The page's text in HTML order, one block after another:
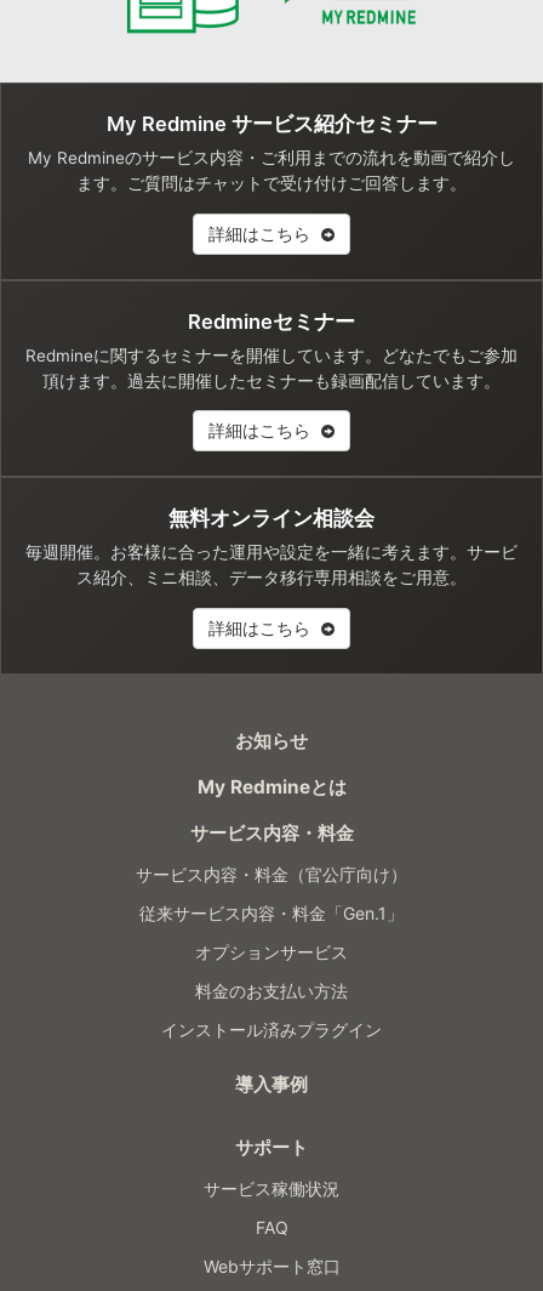
My Redmine サービス紹介セミナー
My Redmineのサービス内容・ご利用までの流れを動画で紹介し
ます。ご質問はチャットで受け付けご回答します。
詳細はこちら
Redmineセミナー
Redmineに関するセミナーを開催しています。どなたでもご参加
頂けます。過去に開催したセミナーも録画配信しています。
詳細はこちら
無料オンライン相談会
毎週開催。お客様に合った運用や設定を一緒に考えます。サービ
ス紹介、ミニ相談、データ移行専用相談をご用意。
詳細はこちら
お知らせ
My Redmineとは
サービス内容・料金
サービス内容・料金（官公庁向け）
従来サービス内容・料金「Gen.1」
オプションサービス
料金のお支払い方法
インストール済みプラグイン
導入事例
サポート
サービス稼働状況
FAQ
Webサポート窓口